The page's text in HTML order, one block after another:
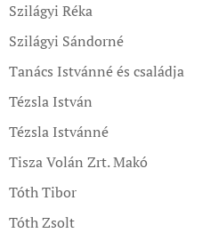
Szilágyi Réka
Szilágyi Sándorné
Tanács Istvánné és családja
Tézsla István
Tézsla Istvánné
Tisza Volán Zrt. Makó
Tóth Tibor
Tóth Zsolt